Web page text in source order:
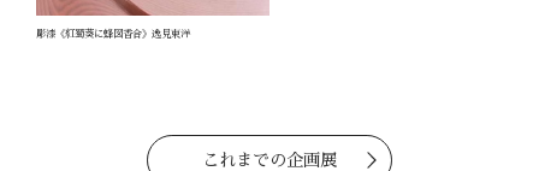
彫漆《紅蜀葵に蜂図香合》逸見東洋
これまでの企画展